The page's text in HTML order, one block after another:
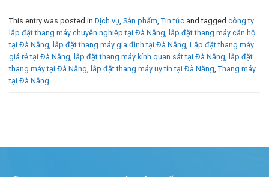
This entry was posted in Dịch vụ Sản phẩm Tin tức and tagged công ty
lắp đặt thang máy chuyên nghiệp tại Đà Nẵng
lắp đặt thang máy căn hộ
tại Đà Nẵng
lắp đặt thang máy gia đình tại Đà Nẵng Lắp đặt thang máy
giá rẻ tại Đà Nẵng
lắp đặt thang máy kính quan sát tại Đà Nẵng
lắp đặt
thang máy tại Đà Nẵng
lắp đặt thang máy uy tín tại Đà Nẵng Thang máy
tại Đà Nẵng